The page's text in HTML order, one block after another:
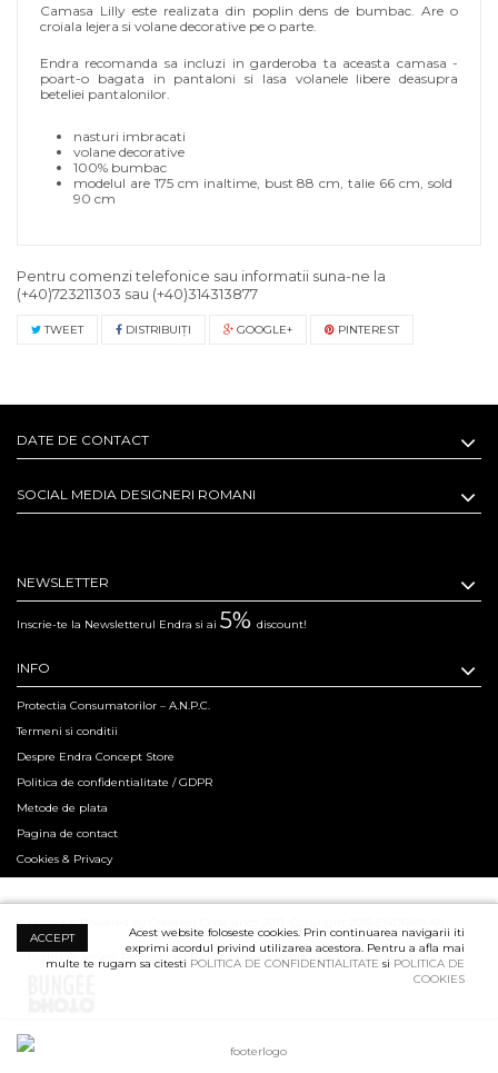
Camasa Lilly este realizata din poplin dens de bumbac. Are o
croiala lejera si volane decorative pe o parte.
Endra recomanda sa incluzi in garderoba ta aceasta camasa -
poart-o bagata in pantaloni si lasa volanele libere deasupra
beteliei pantalonilor.
nasturi imbracati
volane decorative
100% bumbac
modelul are 175 cm inaltime, bust 88 cm, talie 66 cm, sold
90 cm
Pentru comenzi telefonice sau informatii suna-ne la
(+40)723211303 sau (+40)314313877
TWEET DISTRIBUIŢI GOOGLE+ PINTEREST
DATE DE CONTACT
SOCIAL MEDIA DESIGNERI ROMANI
NEWSLETTER
Inscrie-te la Newsletterul Endra si ai 5% discount!
INFO
Protectia Consumatorilor – A.N.P.C.
Termeni si conditii
Despre Endra Concept Store
Politica de confidentialitate / GDPR
Metode de plata
Pagina de contact
Cookies & Privacy
Hosted & Powered by Creation Code since 2011. Copyright 2015 ENDRA® All
Rights Reserved. Professional Product Photography Services ensured by
ACCEPT
Acest website foloseste cookies. Prin continuarea navigarii iti
exprimi acordul privind utilizarea acestora. Pentru a afla mai
multe te rugam sa citesti POLITICA DE CONFIDENTIALITATE si POLITICA DE
COOKIES